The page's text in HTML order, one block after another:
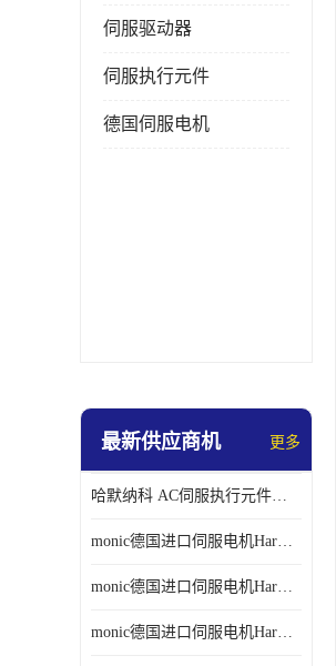
伺服驱动器
伺服执行元件
德国伺服电机
最新供应商机 更多
哈默纳科 AC伺服执行元件扁平型SHA系列 议价
monic德国进口伺服电机Har中国总代理单价
monic德国进口伺服电机Har中国总代理代理
monic德国进口伺服电机Har中国总代理公司